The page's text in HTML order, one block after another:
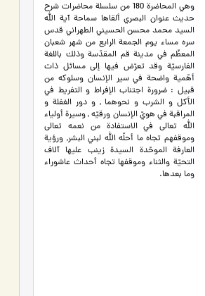
وهي المحاضرة 180 من سلسلة محاضرات شرح
حديث عنوان البصري ألقاها سماحة آية الله
السيد محمد محسن الحسيني الطهراني قدس
سره مساء يوم الجمعة الرابع من شهر شعبان
المعظّم في مدينة قم المقدّسة وذلك باللغة
الفارسيّة وقد تعرّض فيها إلى مسائل ذات
أهّمية واضحة في سير الإنسان وسلوكه من
قبيل : ضرورة اجتناب الإفراط و التفريط في
الأكل و الشرب و نحوهما , و دور الغفلة و
المراقبة في هويّ الإنسان ورقيّه , وسيرة أولياء
الله تعالى في الاستفادة من نعمه تعالى
وموقفهم تجاه ما أحلّه الله لبني البشر, ورؤية
العارفة الموحّدة السيدة زينب عليها آلاف
التحيّة والثناء وموقفها تجاه أحداث عاشوراء
وما بعدها.